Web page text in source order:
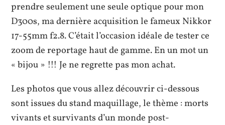
prendre seulement une seule optique pour mon
D300s, ma dernière acquisition le fameux Nikkor
17-55mm f2.8. C’était l’occasion idéale de tester ce
zoom de reportage haut de gamme. En un mot un
« bijou » !!! Je ne regrette pas mon achat.
Les photos que vous allez découvrir ci-dessous
sont issues du stand maquillage, le thème : morts
vivants et survivants d’un monde post-